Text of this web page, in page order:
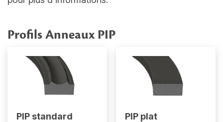
Profils Anneaux PIP
PIP standard PIP plat